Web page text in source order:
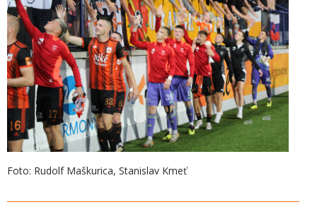
Foto: Rudolf Maškurica, Stanislav Kmeť